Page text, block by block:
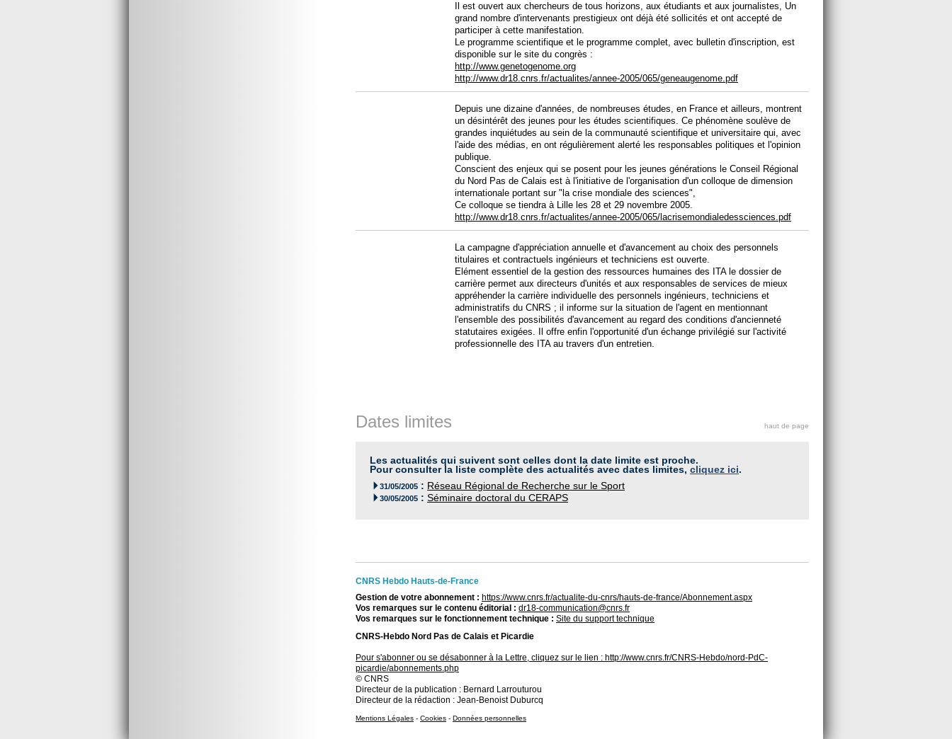
Il est ouvert aux chercheurs de tous horizons, aux étudiants et aux journalistes, Un
grand nombre d'intervenants prestigieux ont déjà été sollicités et ont accepté de
participer à cette manifestation.
Le programme scientifique et le programme complet, avec bulletin d'inscription, est
disponible sur le site du congrès :
http://www.genetogenome.org
http://www.dr18.cnrs.fr/actualites/annee-2005/065/geneaugenome.pdf
Depuis une dizaine d'années, de nombreuses études, en France et ailleurs, montrent
un désintérêt des jeunes pour les études scientifiques. Ce phénomène soulève de
grandes inquiétudes au sein de la communauté scientifique et universitaire qui, avec
l'aide des médias, en ont régulièrement alerté les responsables politiques et l'opinion
publique.
Conscient des enjeux qui se posent pour les jeunes générations le Conseil Régional
du Nord Pas de Calais est à l'initiative de l'organisation d'un colloque de dimension
internationale portant sur "la crise mondiale des sciences",
Ce colloque se tiendra à Lille les 28 et 29 novembre 2005.
http://www.dr18.cnrs.fr/actualites/annee-2005/065/lacrisemondialedessciences.pdf
La campagne d'appréciation annuelle et d'avancement au choix des personnels
titulaires et contractuels ingénieurs et techniciens est ouverte.
Elément essentiel de la gestion des ressources humaines des ITA le dossier de
carrière permet aux directeurs d'unités et aux responsables de services de mieux
appréhender la carrière individuelle des personnels ingénieurs, techniciens et
administratifs du CNRS ; il informe sur la situation de l'agent en mentionnant
l'ensemble des possibilités d'avancement au regard des conditions d'ancienneté
statutaires exigées. Il offre enfin l'opportunité d'un échange privilégié sur l'activité
professionnelle des ITA au travers d'un entretien.
Dates limites haut de page
Les actualités qui suivent sont celles dont la date limite est proche.
Pour consulter la liste complète des actualités avec dates limites, cliquez ici.
31/05/2005 : Réseau Régional de Recherche sur le Sport
30/05/2005 : Séminaire doctoral du CERAPS
CNRS Hebdo Hauts-de-France
Gestion de votre abonnement : https://www.cnrs.fr/actualite-du-cnrs/hauts-de-france/Abonnement.aspx
Vos remarques sur le contenu éditorial : dr18-communication@cnrs.fr
Vos remarques sur le fonctionnement technique : Site du support technique
CNRS-Hebdo Nord Pas de Calais et Picardie
Pour s'abonner ou se désabonner à la Lettre, cliquez sur le lien : http://www.cnrs.fr/CNRS-Hebdo/nord-PdC-
picardie/abonnements.php
© CNRS
Directeur de la publication : Bernard Larrouturou
Directeur de la rédaction : Jean-Benoist Duburcq
Mentions Légales - Cookies - Données personnelles